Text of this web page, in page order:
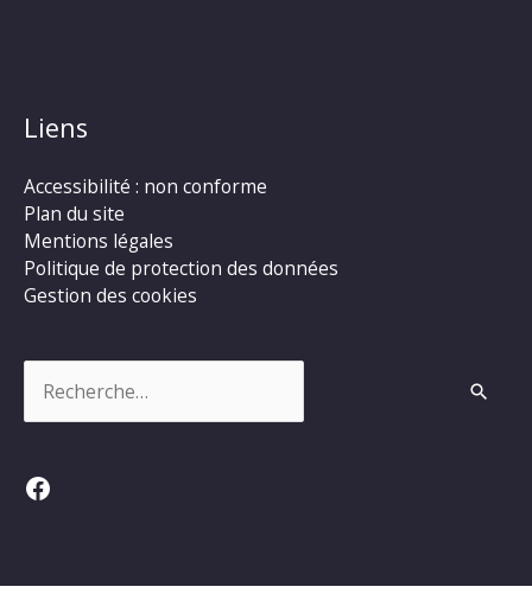
Liens
Accessibilité : non conforme
Plan du site
Mentions légales
Politique de protection des données
Gestion des cookies
Facebook